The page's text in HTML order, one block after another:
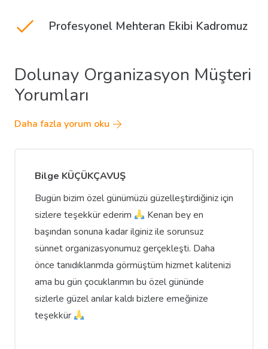
Profesyonel Mehteran Ekibi Kadromuz
Dolunay Organizasyon Müşteri
Yorumları
Daha fazla yorum oku
Bilge KÜÇÜKÇAVUŞ
Bugün bizim özel günümüzü güzelleştirdiğiniz için
sizlere teşekkür ederim
Kenan bey en
başından sonuna kadar ilginiz ile sorunsuz
sünnet organizasyonumuz gerçekleşti. Daha
önce tanıdıklarımda görmüştüm hizmet kalitenizi
ama bu gün çocuklarımın bu özel gününde
sizlerle güzel anılar kaldı bizlere emeğinize
teşekkür